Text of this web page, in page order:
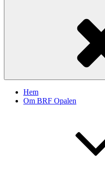
Hem
Om BRF Opalen